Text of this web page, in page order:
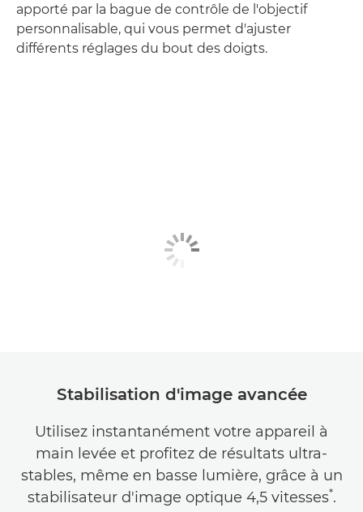
apporté par la bague de contrôle de l'objectif
personnalisable, qui vous permet d'ajuster
différents réglages du bout des doigts.
Stabilisation d'image avancée
Utilisez instantanément votre appareil à
main levée et profitez de résultats ultra-
stables, même en basse lumière, grâce à un
stabilisateur d'image optique 4,5 vitesses*.